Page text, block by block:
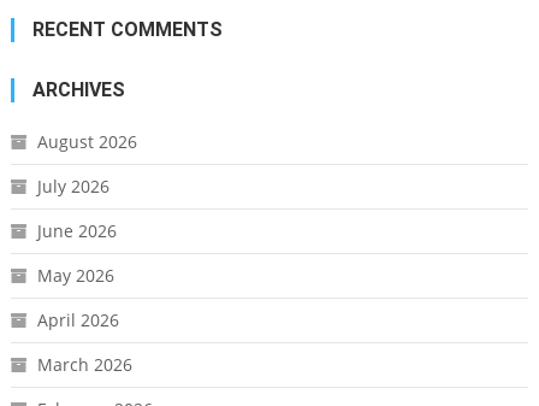
RECENT COMMENTS
ARCHIVES
August 2026
July 2026
June 2026
May 2026
April 2026
March 2026